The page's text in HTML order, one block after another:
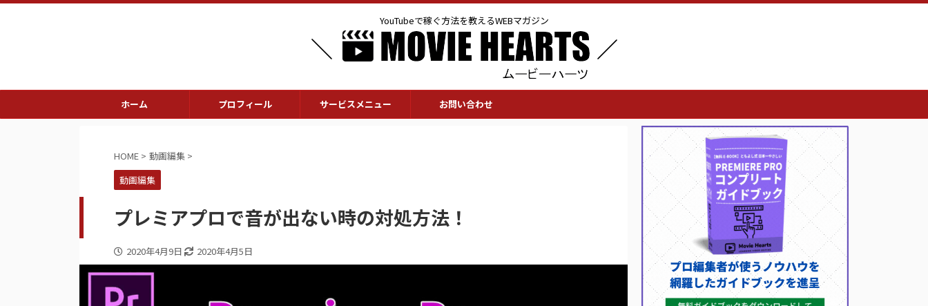
YouTubeで稼ぐ方法を教えるWEBマガジン
ホーム プロフィール サービスメニュー お問い合わせ
HOME > 動画編集 >
動画編集
プレミアプロで音が出ない時の対処方法！
2020年4月9日 2020年4月5日